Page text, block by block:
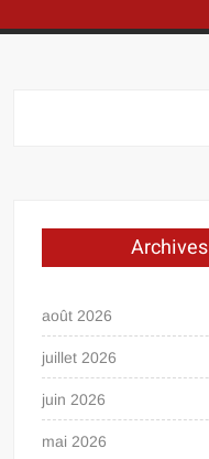
Archives
août 2026
juillet 2026
juin 2026
mai 2026